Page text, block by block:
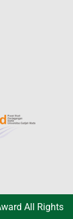
All Rights